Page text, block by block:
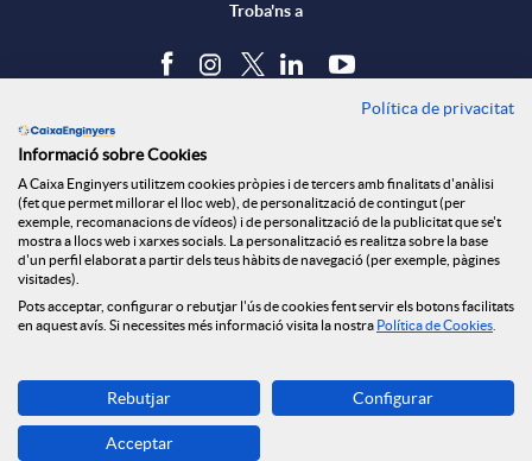
s
S
o
c
i
c
i
o
n
a
l
a
d
Troba'ns a
Política de cookies
Avís legal
Seguretat Online
Canal denúncies
Descarrega-la ara
Banca MOBILE
Política de privacitat
Informació sobre Cookies
A Caixa Enginyers utilitzem cookies pròpies i de tercers amb finalitats d'anàlisi
(fet que permet millorar el lloc web), de personalització de contingut (per
exemple, recomanacions de vídeos) i de personalització de la publicitat que se't
mostra a llocs web i xarxes socials. La personalització es realitza sobre la base
d'un perfil elaborat a partir dels teus hàbits de navegació (per exemple, pàgines
visitades).
Pots acceptar, configurar o rebutjar l'ús de cookies fent servir els botons facilitats
en aquest avís. Si necessites més informació visita la nostra Política de Cookies
Rebutjar Configurar
Acceptar